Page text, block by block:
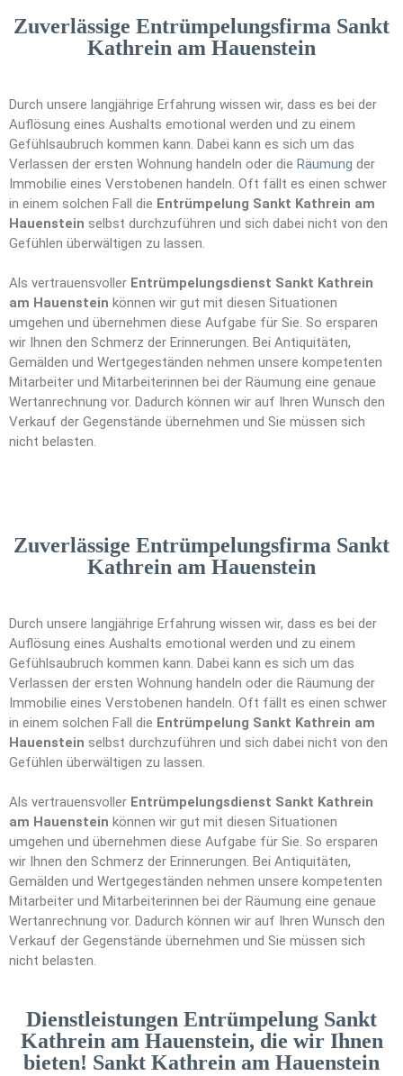
Zuverlässige Entrümpelungsfirma Sankt
Kathrein am Hauenstein
Durch unsere langjährige Erfahrung wissen wir, dass es bei der
Auflösung eines Aushalts emotional werden und zu einem
Gefühlsaubruch kommen kann. Dabei kann es sich um das
Verlassen der ersten Wohnung handeln oder die Räumung der
Immobilie eines Verstobenen handeln. Oft fällt es einen schwer
in einem solchen Fall die Entrümpelung Sankt Kathrein am
Hauenstein selbst durchzuführen und sich dabei nicht von den
Gefühlen überwältigen zu lassen.
Als vertrauensvoller Entrümpelungsdienst Sankt Kathrein
am Hauenstein können wir gut mit diesen Situationen
umgehen und übernehmen diese Aufgabe für Sie. So ersparen
wir Ihnen den Schmerz der Erinnerungen. Bei Antiquitäten,
Gemälden und Wertgegeständen nehmen unsere kompetenten
Mitarbeiter und Mitarbeiterinnen bei der Räumung eine genaue
Wertanrechnung vor. Dadurch können wir auf Ihren Wunsch den
Verkauf der Gegenstände übernehmen und Sie müssen sich
nicht belasten.
Zuverlässige Entrümpelungsfirma Sankt
Kathrein am Hauenstein
Durch unsere langjährige Erfahrung wissen wir, dass es bei der
Auflösung eines Aushalts emotional werden und zu einem
Gefühlsaubruch kommen kann. Dabei kann es sich um das
Verlassen der ersten Wohnung handeln oder die Räumung der
Immobilie eines Verstobenen handeln. Oft fällt es einen schwer
in einem solchen Fall die Entrümpelung Sankt Kathrein am
Hauenstein selbst durchzuführen und sich dabei nicht von den
Gefühlen überwältigen zu lassen.
Als vertrauensvoller Entrümpelungsdienst Sankt Kathrein
am Hauenstein können wir gut mit diesen Situationen
umgehen und übernehmen diese Aufgabe für Sie. So ersparen
wir Ihnen den Schmerz der Erinnerungen. Bei Antiquitäten,
Gemälden und Wertgegeständen nehmen unsere kompetenten
Mitarbeiter und Mitarbeiterinnen bei der Räumung eine genaue
Wertanrechnung vor. Dadurch können wir auf Ihren Wunsch den
Verkauf der Gegenstände übernehmen und Sie müssen sich
nicht belasten.
Dienstleistungen Entrümpelung Sankt
Kathrein am Hauenstein, die wir Ihnen
bieten! Sankt Kathrein am Hauenstein